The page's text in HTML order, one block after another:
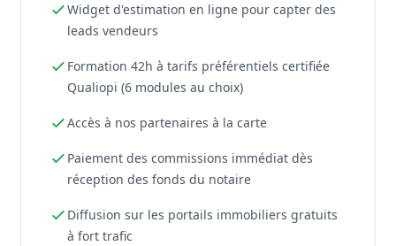
Widget d'estimation en ligne pour capter des
leads vendeurs
Formation 42h à tarifs préférentiels certifiée
Qualiopi (6 modules au choix)
Accès à nos partenaires à la carte
Paiement des commissions immédiat dès
réception des fonds du notaire
Diffusion sur les portails immobiliers gratuits
à fort trafic